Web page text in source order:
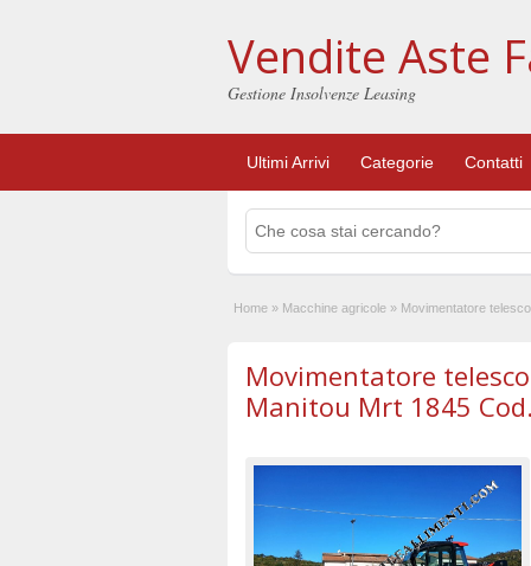
Vendite Aste
Gestione Insolvenze Leasing
Ultimi Arrivi Categorie Contatti
Home » Macchine agricole » Movimentatore
Movimentatore
Manitou Mrt 1845